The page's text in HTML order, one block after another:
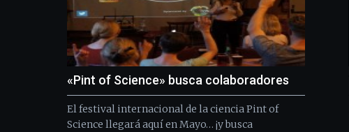
«Pint of Science» busca colaboradores
El festival internacional de la ciencia Pint of
Science llegará aquí en Mayo… ¡y busca